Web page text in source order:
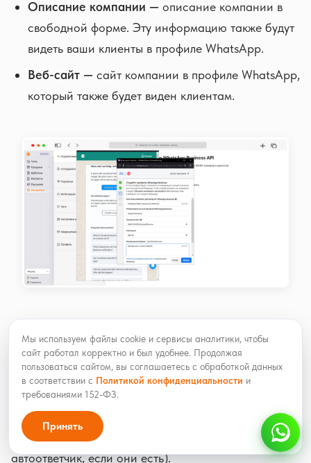
Описание компании — описание компании в
свободной форме. Эту информацию также будут
видеть ваши клиенты в профиле WhatsApp.
Веб-сайт — сайт компании в профиле WhatsApp,
который также будет виден клиентам.
После того как вы заполнили поля, нужно добавить
номер телефона. Выберите страну, к которой
принадлежит номер, введите сам номер и укажите
способ подтверждения номера: СМС для
мобильных номеров, а для других видов номеров –
звонок (не забудьте отключить автоменю или
автоответчик, если они есть).
Мы используем файлы cookie и сервисы аналитики, чтобы
сайт работал корректно и был удобнее. Продолжая
пользоваться сайтом, вы соглашаетесь с обработкой данных
в соответствии с Политикой конфиденциальности и
требованиями 152-ФЗ.
Принять